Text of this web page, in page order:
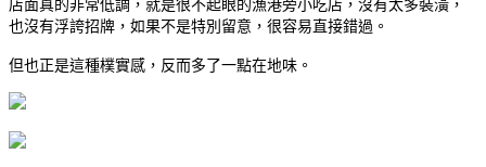
店面真的非常低調，就是很不起眼的漁港旁小吃店，沒有太多裝潢，
也沒有浮誇招牌，如果不是特別留意，很容易直接錯過。
但也正是這種樸實感，反而多了一點在地味。